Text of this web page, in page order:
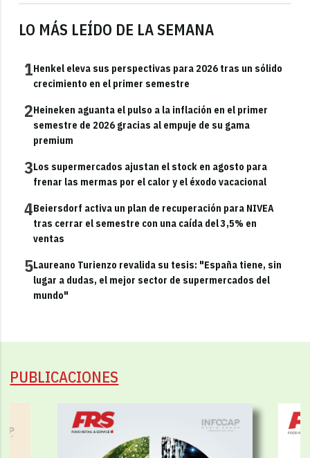
LO MÁS LEÍDO DE LA SEMANA
1Henkel eleva sus perspectivas para 2026 tras un sólido
crecimiento en el primer semestre
2Heineken aguanta el pulso a la inflación en el primer
semestre de 2026 gracias al empuje de su gama
premium
3Los supermercados ajustan el stock en agosto para
frenar las mermas por el calor y el éxodo vacacional
4Beiersdorf activa un plan de recuperación para NIVEA
tras cerrar el semestre con una caída del 3,5% en
ventas
5Laureano Turienzo revalida su tesis: "España tiene, sin
lugar a dudas, el mejor sector de supermercados del
mundo"
PUBLICACIONES